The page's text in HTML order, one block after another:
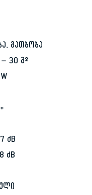
გათბობა
30 მ²
dB
dB